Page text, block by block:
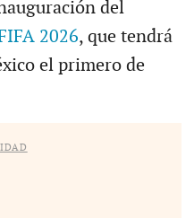
del
2026, que tendrá
el primero de